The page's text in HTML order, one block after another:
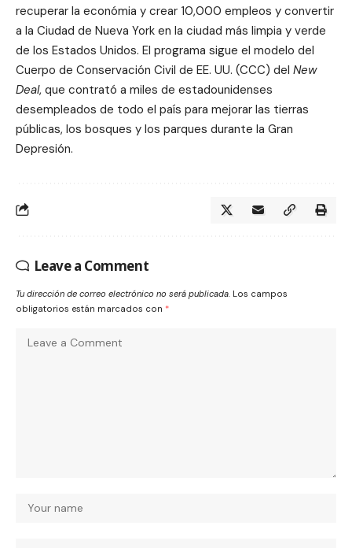
recuperar la económia y crear 10,000 empleos y convertir
a la Ciudad de Nueva York en la ciudad más limpia y verde
de los Estados Unidos. El programa sigue el modelo del
Cuerpo de Conservación Civil de EE. UU. (CCC) del New
Deal, que contrató a miles de estadounidenses
desempleados de todo el país para mejorar las tierras
públicas, los bosques y los parques durante la Gran
Depresión.
Leave a Comment
Tu dirección de correo electrónico no será publicada. Los campos
obligatorios están marcados con *